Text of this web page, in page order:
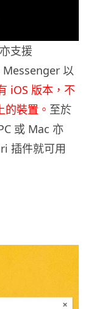
支援
以
iOS 版本，不
裝置。 至於
或 Mac 亦
插件就可用